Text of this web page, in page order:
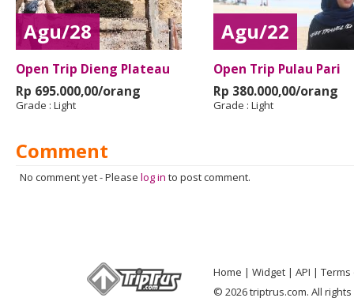
Agu/28
Open Trip Dieng Plateau
Rp 695.000,00/orang
Grade : Light
Agu/22
Open Trip Pulau Pari
Rp 380.000,00/orang
Grade : Light
Comment
No comment yet-Please log in to post comment.
Home Widget API
Terms
© 2026 triptrus.com. All